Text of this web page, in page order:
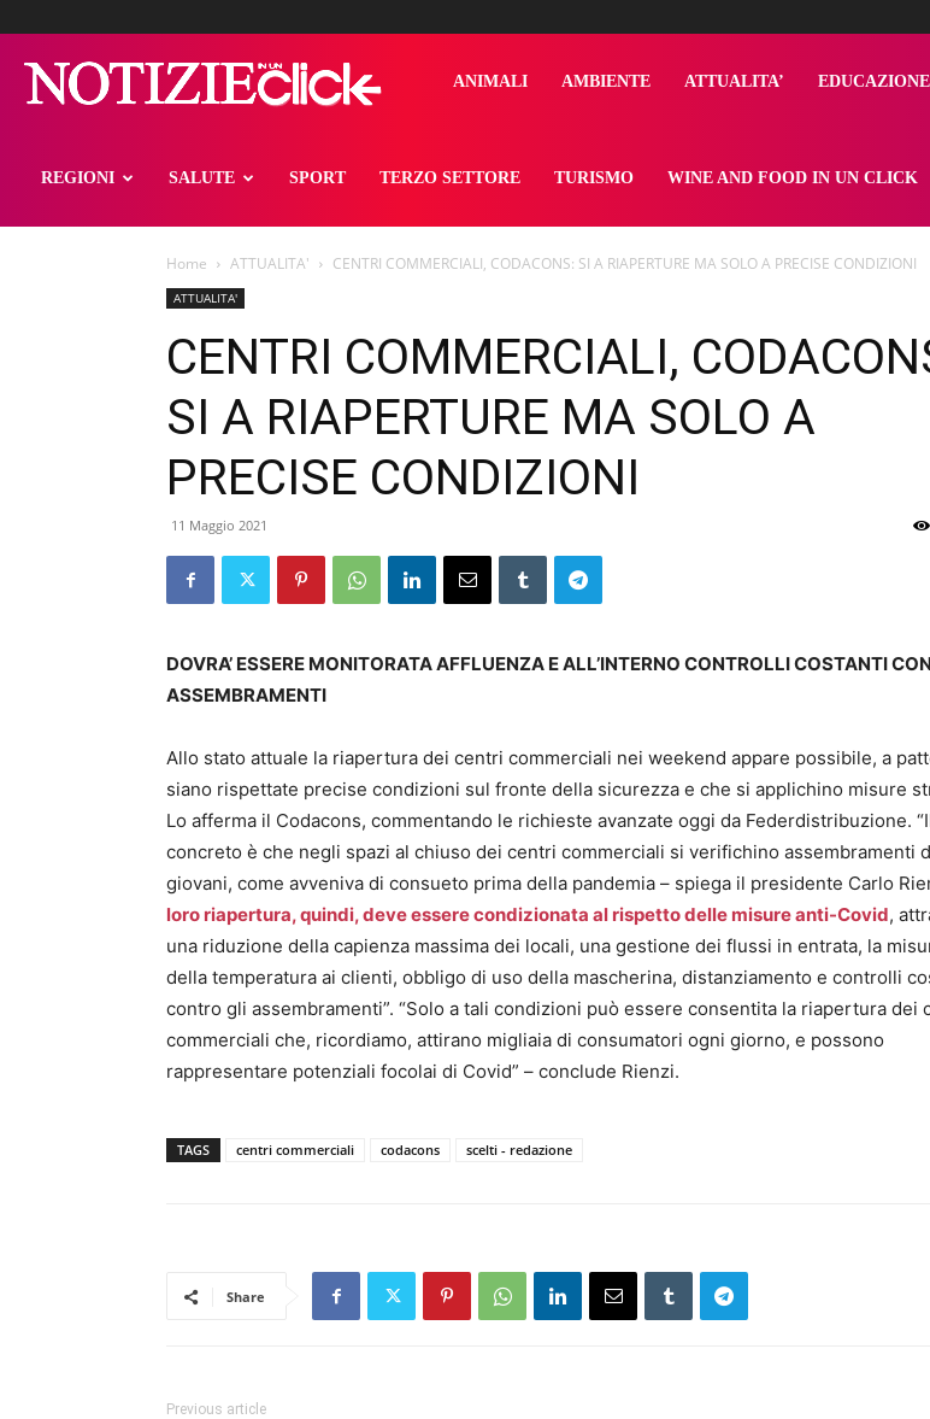
notizieinunclick
ANIMALI AMBIENTE ATTUALITA’
REGIONI SALUTE SPORT TERZO SETTORE TURISMO WINE AND FOOD IN UN CLICK
Home ATTUALITA' CENTRI COMMERCIALI, CODACONS: SI A RIAPERTURE MA SOLO A PRECISE CONDIZIONI
ATTUALITA'
CENTRI COMMERCIALI,
SI A RIAPERTURE MA SOLO A
PRECISE CONDIZIONI
11 Maggio 2021
DOVRA’ ESSERE MONITORATA AFFLUENZA E ALL’INTERNO CONTROLLI COSTANTI
ASSEMBRAMENTI
Allo stato attuale la riapertura dei centri commerciali nei weekend appare possibile, a
siano rispettate precise condizioni sul fronte della sicurezza e che si applichino misure
Lo afferma il Codacons, commentando le richieste avanzate oggi da Federdistribuzione.
concreto è che negli spazi al chiuso dei centri commerciali si verifichino assembramenti
giovani, come avveniva di consueto prima della pandemia – spiega il presidente Carlo
loro riapertura, quindi, deve essere condizionata al rispetto delle misure anti-Covid,
una riduzione della capienza massima dei locali, una gestione dei flussi in entrata, la
della temperatura ai clienti, obbligo di uso della mascherina, distanziamento e controlli
contro gli assembramenti”. “Solo a tali condizioni può essere consentita la riapertura dei
commerciali che, ricordiamo, attirano migliaia di consumatori ogni giorno, e possono
rappresentare potenziali focolai di Covid” – conclude Rienzi.
TAGS centri commerciali codacons scelti - redazione
Share
Previous article